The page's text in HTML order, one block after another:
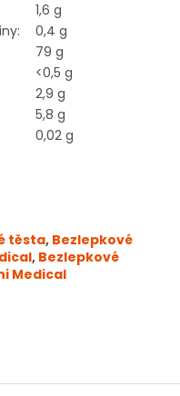
1,6 g
0,4 g
79 g
<0,5 g
2,9 g
5,8 g
0,02 g
těsta, Bezlepkové
, Bezlepkové
Medical